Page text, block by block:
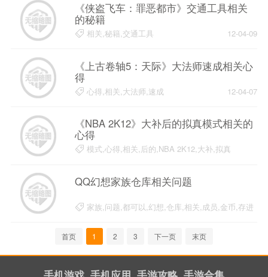
《侠盗飞车：罪恶都市》交通工具相关
的秘籍
相关,秘籍,交通工具 12-04-09
《上古卷轴5：天际》大法师速成相关心
得
心得,相关,大法师,速成 12-04-07
《NBA 2K12》大补后的拟真模式相关的
心得
模式,心得,相关,后的,NBA 2K12,大补,拟真
QQ幻想家族仓库相关问题
家族,问题,都可以,幻想,仓库,相关,成员,金币,存进
首页 1 2 3 下一页 末页